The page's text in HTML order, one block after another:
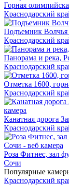
Горная
Краснодарский
Подъемник Волчья
Краснодарский
Панорама и река,
Краснодарский
Отметка 1600,
Краснодарский
Канатная дорога
Краснодарский
Роза Фитнес, зал
Сочи
Популярные
Краснодарский